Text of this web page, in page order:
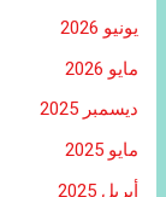
يونيو 2026
مايو 2026
ديسمبر 2025
مايو 2025
أبريل 2025